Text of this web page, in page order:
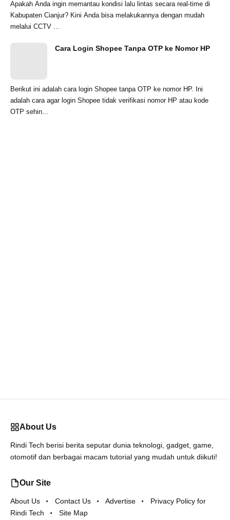
Apakah Anda ingin memantau kondisi lalu lintas secara real-time di
Kabupaten Cianjur? Kini Anda bisa melakukannya dengan mudah
melalui CCTV ...
Cara Login Shopee Tanpa OTP ke Nomor HP
Berikut ini adalah cara login Shopee tanpa OTP ke nomor HP. Ini
adalah cara agar login Shopee tidak verifikasi nomor HP atau kode
OTP sehin...
About Us
Rindi Tech berisi berita seputar dunia teknologi, gadget, game,
otomotif dan berbagai macam tutorial yang mudah untuk diikuti!
Our Site
About Us Contact Us Advertise
Privacy Policy for
Rindi Tech
Site Map